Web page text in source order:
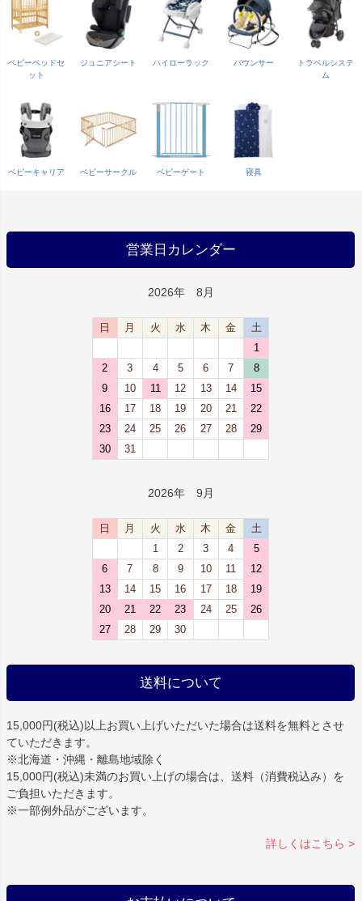
ベビーベッドセ
ット
ジュニアシート ハイローラック バウンサー
トラベルシステ
ム
ベビーキャリア ベビーサークル ベビーゲート 寝具
営業日カレンダー
2026年 8月
日 月 火 水 木 金
土
1
2
3 4 5 6 7
8
9
10 11 12 13 14
15
16
17 18 19 20 21
22
23
24 25 26 27 28
29
30
31
2026年 9月
日 月 火 水 木 金
土
1
2 3 4
5
6
7 8 9 10 11
12
13
14 15 16 17 18
19
20
21 22 23 24 25
26
27
28 29 30
送料について
15,000円(税込)以上お買い上げいただいた場合は送料を無料とさせ
ていただきます。
※北海道・沖縄・離島地域除く
15,000円(税込)未満のお買い上げの場合は、送料（消費税込み）を
ご負担いただきます。
※一部例外品がございます。
詳しくはこちら >